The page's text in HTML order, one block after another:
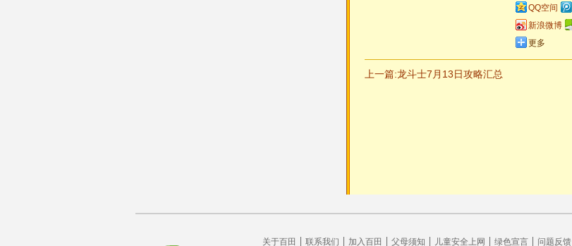
QQ空间
新浪微博
更多
上一篇:龙斗士7月13日攻略汇总
关于百田 联系我们 加入百田 父母须知 儿童安全上网 绿色宣言 问题反馈